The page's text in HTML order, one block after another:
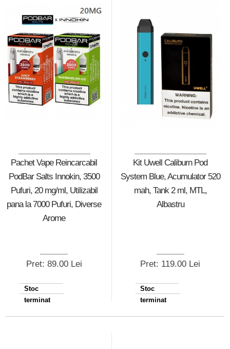
Pachet Vape Reincarcabil
PodBar Salts Innokin, 3500
Pufuri, 20 mg/ml, Utilizabil
pana la 7000 Pufuri, Diverse
Arome
Pret: 89.00 Lei
Stoc
terminat
Kit Uwell Caliburn Pod
System Blue, Acumulator 520
mah, Tank 2 ml, MTL,
Albastru
Pret: 119.00 Lei
Stoc
terminat